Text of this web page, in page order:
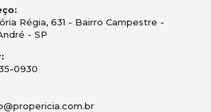
Régia, 631 - Bairro Campestre -
- SP
0930